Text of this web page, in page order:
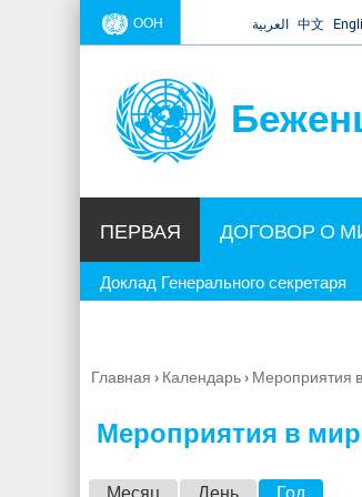
ООН العربية 中文
ПЕРВАЯ ДОГОВОР О
Доклад Генерального секретаря
Вы
Главная › Календарь› Мероприятия
Мероприятия в